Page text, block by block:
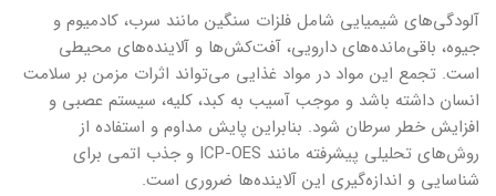
آلودگی‌های شیمیایی شامل فلزات سنگین مانند سرب، کادمیوم و
جیوه، باقی‌مانده‌های دارویی، آفت‌کش‌ها و آلاینده‌های محیطی
است. تجمع این مواد در مواد غذایی می‌تواند اثرات مزمن بر سلامت
انسان داشته باشد و موجب آسیب به کبد، کلیه، سیستم عصبی و
افزایش خطر سرطان شود. بنابراین پایش مداوم و استفاده از
روش‌های تحلیلی پیشرفته مانند ICP-OES و جذب اتمی برای
شناسایی و اندازه‌گیری این آلاینده‌ها ضروری است.